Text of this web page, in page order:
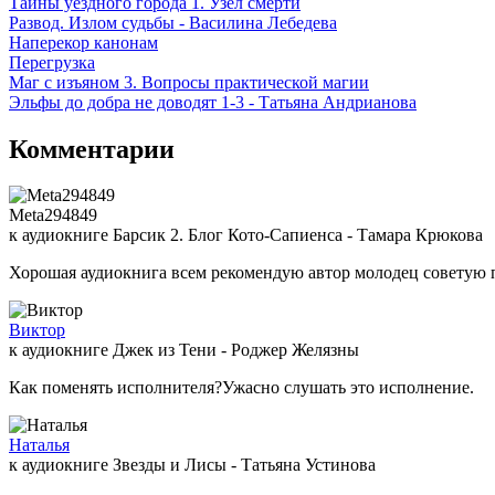
Развод. Излом судьбы - Василина Лебедева
Наперекор канонам
Перегрузка
Маг с изъяном 3. Вопросы практической магии
Эльфы до добра не доводят 1-3 - Татьяна Андрианова
Комментарии
Meta294849
к аудиокниге Барсик 2. Блог Кото-Сапиенса - Тамара Крюкова
Хорошая аудиокнига всем рекомендую автор молодец советую
Виктор
к аудиокниге Джек из Тени - Роджер Желязны
Как поменять исполнителя?Ужасно слушать это исполнение.
Наталья
к аудиокниге Звезды и Лисы - Татьяна Устинова